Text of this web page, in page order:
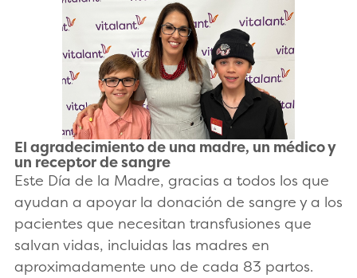
El agradecimiento de una madre, un médico y
un receptor de sangre
Este Día de la Madre, gracias a todos los que
ayudan a apoyar la donación de sangre y a los
pacientes que necesitan transfusiones que
salvan vidas, incluidas las madres en
aproximadamente uno de cada 83 partos.